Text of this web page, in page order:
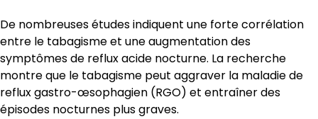
De nombreuses études indiquent une forte corrélation
entre le tabagisme et une augmentation des
symptômes de reflux acide nocturne. La recherche
montre que le tabagisme peut aggraver la maladie de
reflux gastro-œsophagien (RGO) et entraîner des
épisodes nocturnes plus graves.